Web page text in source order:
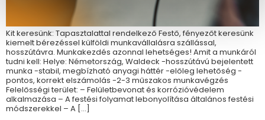
Kit keresünk: Tapasztalattal rendelkező Festő, fényezőt keresünk
kiemelt bérezéssel külföldi munkavállalásra szállással,
hosszútávra. Munkakezdés azonnal lehetséges! Amit a munkáról
tudni kell: Helye: Németország, Waldeck -hosszútávú bejelentett
munka -stabil, megbízható anyagi háttér -előleg lehetőség -
pontos, korrekt elszámolás -2-3 műszakos munkavégzés
Felelősségi terület: – Felületbevonat és korrózióvédelem
alkalmazása – A festési folyamat lebonyolítása általános festési
módszerekkel – A […]